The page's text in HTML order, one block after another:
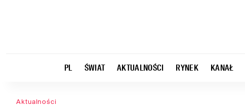
PL ŚWIAT AKTUALNOŚCI RYNEK KANAŁ
Aktualności